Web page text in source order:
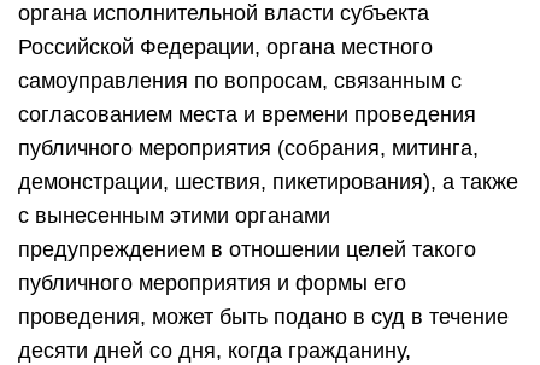
органа исполнительной власти субъекта
Российской Федерации, органа местного
самоуправления по вопросам, связанным с
согласованием места и времени проведения
публичного мероприятия (собрания, митинга,
демонстрации, шествия, пикетирования), а также
с вынесенным этими органами
предупреждением в отношении целей такого
публичного мероприятия и формы его
проведения, может быть подано в суд в течение
десяти дней со дня, когда гражданину,